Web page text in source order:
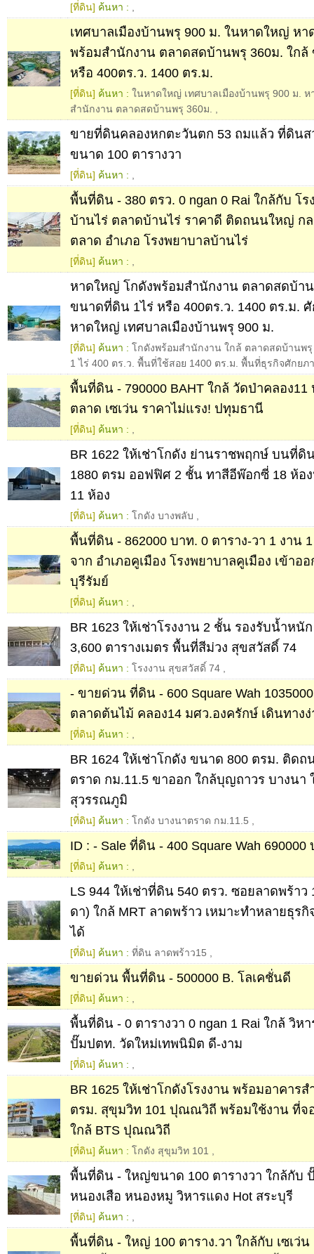
[ที่ดิน] ค้นหา :
เทศบาลเมืองบ้านพรุ 900 ม. ในหาดใหญ่ ห
พร้อมสำนักงาน ตลาดสดบ้านพรุ 360ม. ใก
หรือ 400ตร.ว. 1400 ตร.ม.
[ที่ดิน] ค้นหา : ในหาดใหญ่ เทศบาลเมืองบ้านพรุ 900 ม.
สำนักงาน ตลาดสดบ้านพรุ 360ม.
ขายที่ดินคลองหกตะวันตก 53 ถมแล้ว ที่ดินส
ขนาด 100 ตารางวา
[ที่ดิน] ค้นหา :
พื้นที่ดิน - 380 ตรว. 0 ngan 0 Rai ใกล้กับ โร
บ้านไร่ ตลาดบ้านไร่ ราคาดี ติดถนนใหญ่ กล
ตลาด อำเภอ โรงพยาบาลบ้านไร่
[ที่ดิน] ค้นหา :
หาดใหญ่ โกดังพร้อมสำนักงาน ตลาดสดบ้า
ขนาดที่ดิน 1ไร่ หรือ 400ตร.ว. 1400 ตร.ม.
หาดใหญ่ เทศบาลเมืองบ้านพรุ 900 ม.
[ที่ดิน] ค้นหา : โกดังพร้อมสำนักงาน ใกล้ ตลาดสดบ้านพ
1 ไร่ 400 ตร.ว. พื้นที่ใช้สอย 1400 ตร.ม. พื้นที่ธุรกิจศักย
พื้นที่ดิน - 790000 BAHT ใกล้ วัดป่าคลอง11
ตลาด เซเว่น ราคาไม่แรง! ปทุมธานี
[ที่ดิน] ค้นหา :
BR 1622 ให้เช่าโกดัง ย่านราชพฤกษ์ บนที่ดิ
1880 ตรม ออฟฟิศ 2 ชั้น ทาสีอีพ๊อกซี่ 18 ห้อ
11 ห้อง
[ที่ดิน] ค้นหา : โกดัง บางพลับ
พื้นที่ดิน - 862000 บาท. 0 ตาราง-วา 1 งาน
จาก อำเภอคูเมือง โรงพยาบาลคูเมือง เข้าอ
บุรีรัมย์
[ที่ดิน] ค้นหา :
BR 1623 ให้เช่าโรงงาน 2 ชั้น รองรับน้ำหนั
3,600 ตารางเมตร พื้นที่สีม่วง สุขสวัสดิ์ 74
[ที่ดิน] ค้นหา : โรงงาน สุขสวัสดิ์ 74
- ขายด่วน ที่ดิน - 600 Square Wah
ตลาดต้นไม้ คลอง14 มศว.องครักษ์ เดินทางง่
[ที่ดิน] ค้นหา :
BR 1624 ให้เช่าโกดัง ขนาด 800 ตรม. ติด
ตราด กม.11.5 ขาออก ใกล้บุญถาวร บางนา
สุวรรณภูมิ
[ที่ดิน] ค้นหา : โกดัง บางนาตราด กม.11.5
ID : - Sale ที่ดิน - 400 Square Wah 690000
[ที่ดิน] ค้นหา :
LS 944 ให้เช่าที่ดิน 540 ตรว. ซอยลาดพร้าว
ดา) ใกล้ MRT ลาดพร้าว เหมาะทำหลายธุร
ได้
[ที่ดิน] ค้นหา : ที่ดิน ลาดพร้าว15
ขายด่วน พื้นที่ดิน - 500000 B. โลเคชั่นดี
[ที่ดิน] ค้นหา :
พื้นที่ดิน - 0 ตารางวา 0 ngan 1 Rai ใกล้ วิห
ปั๊มปตท. วัดใหม่เทพนิมิต ดี-งาม
[ที่ดิน] ค้นหา :
BR 1625 ให้เช่าโกดังโรงงาน พร้อมอาคาร
ตรม. สุขุมวิท 101 ปุณณวิถี พร้อมใช้งาน ที่จ
ใกล้ BTS ปุณณวิถี
[ที่ดิน] ค้นหา : โกดัง สุขุมวิท 101
พื้นที่ดิน - ใหญ่ขนาด 100 ตารางวา ใกล้กับ
หนองเสือ หนองหมู วิหารแดง Hot สระบุรี
[ที่ดิน] ค้นหา :
พื้นที่ดิน - ใหญ่ 100 ตาราง.วา ใกล้กับ เซเว่น